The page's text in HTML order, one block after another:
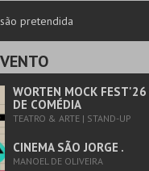
pretendida
WORTEN MOCK
DE COMÉDIA
TEATRO & ARTE | STAND-UP
CINEMA SÃO JORGE .
MANOEL DE OLIVEIRA